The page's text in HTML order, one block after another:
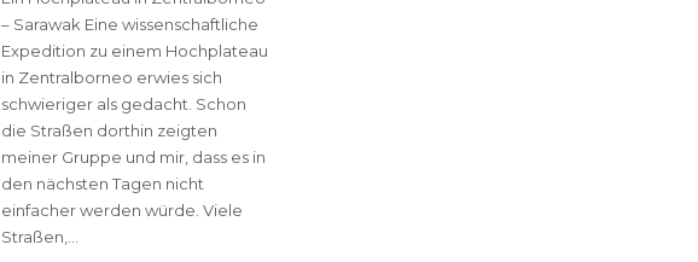
– Sarawak Eine wissenschaftliche
Expedition zu einem Hochplateau
in Zentralborneo erwies sich
schwieriger als gedacht. Schon
die Straßen dorthin zeigten
meiner Gruppe und mir, dass es in
den nächsten Tagen nicht
einfacher werden würde. Viele
Straßen,…